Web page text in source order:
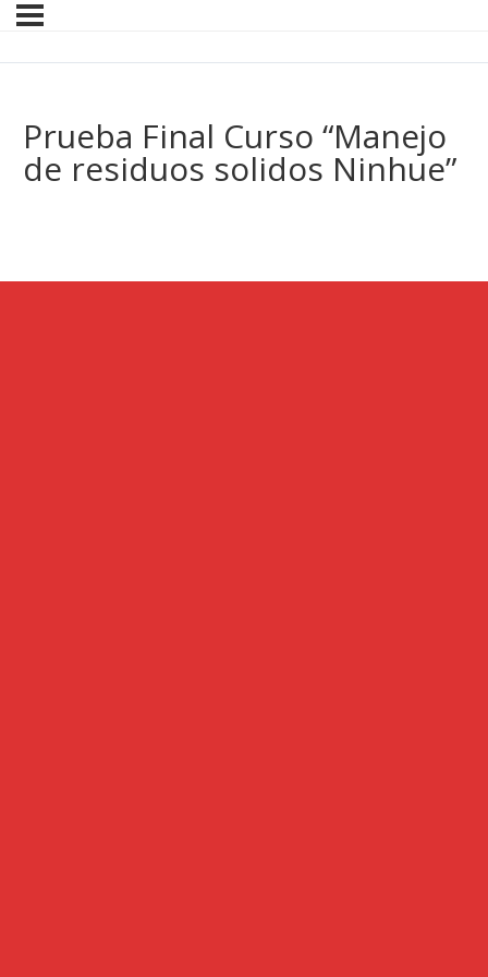
Prueba Final Curso “Manejo
de residuos solidos Ninhue”